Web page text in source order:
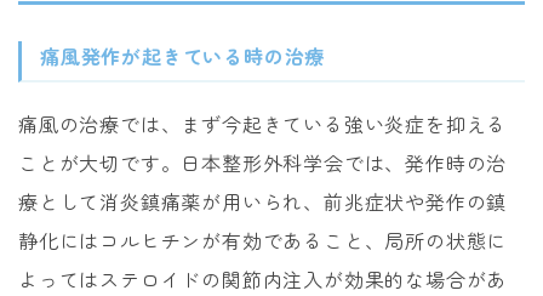
痛風発作が起きている時の治療
痛風の治療では、まず今起きている強い炎症を抑える
ことが大切です。日本整形外科学会では、発作時の治
療として消炎鎮痛薬が用いられ、前兆症状や発作の鎮
静化にはコルヒチンが有効であること、局所の状態に
よってはステロイドの関節内注入が効果的な場合があ